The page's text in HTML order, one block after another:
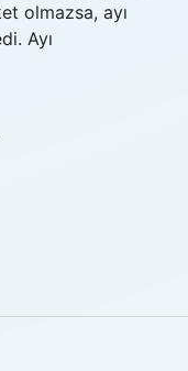
olmazsa, ayı
Ayı